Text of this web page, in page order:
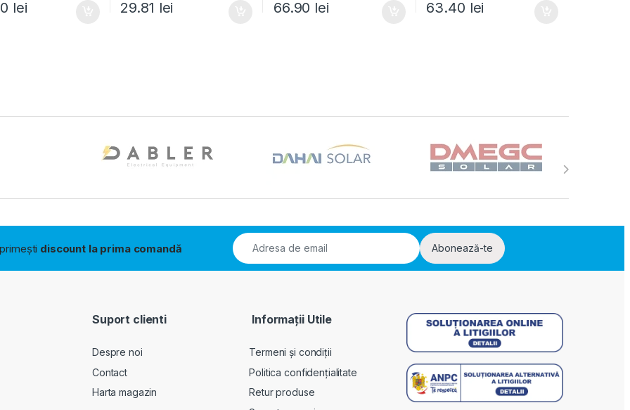
lei 29.81 lei 66.90 lei 63.40 lei
discount la prima comandă Abonează-te
Suport clienti
Despre noi
Contact
Harta magazin
Informații Utile
Termeni și condiții
Politica confidențialitate
Retur produse